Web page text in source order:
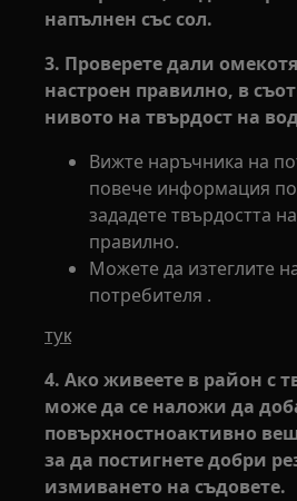
напълнен със сол.
3. Проверете дали
настроен правилно, в
нивото на твърдост на
Вижте наръчника на
повече информация по
зададете твърдостта
правилно.
Можете да изтеглите
потребителя .
тук
4. Ако живеете в район с
може да се наложи да
повърхностноактивно
за да постигнете добри
измиването на съдовете.